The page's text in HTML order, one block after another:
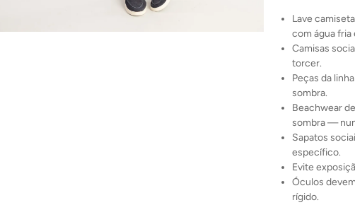
Lave
com água fria
Camisas
torcer.
Peças da
sombra.
Beachwear
sombra —
Sapatos
específico.
Evite
Óculos
rígido.